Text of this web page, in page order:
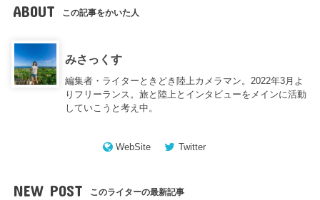
ABOUT この記事をかいた人
みさっくす
編集者・ライターときどき陸上カメラマン。2022年3月よ
りフリーランス。旅と陸上とインタビューをメインに活動
していこうと考え中。
WebSite Twitter
NEW POST このライターの最新記事